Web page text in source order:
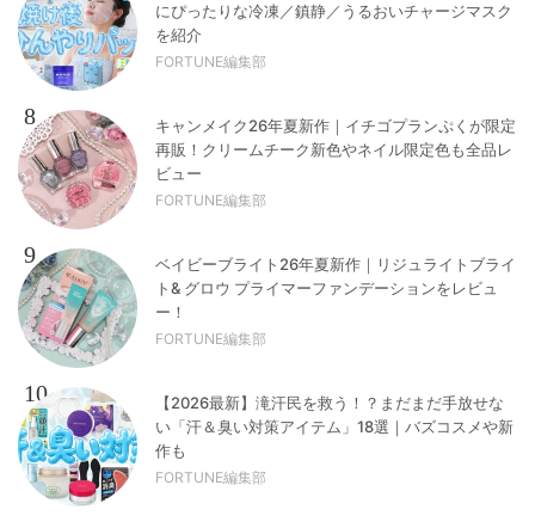
にぴったりな冷凍／鎮静／うるおいチャージマスク
を紹介
FORTUNE編集部
8
キャンメイク26年夏新作｜イチゴプランぷくが限定
再販！クリームチーク新色やネイル限定色も全品レ
ビュー
FORTUNE編集部
9
ベイビーブライト26年夏新作｜リジュライトブライ
ト& グロウ プライマーファンデーションをレビュ
ー！
FORTUNE編集部
10
【2026最新】滝汗民を救う！？まだまだ手放せな
い「汗＆臭い対策アイテム」18選｜バズコスメや新
作も
FORTUNE編集部